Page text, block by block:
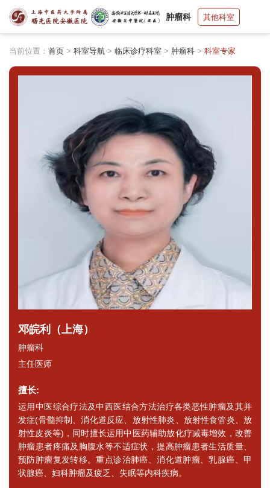
肿瘤科 其他科室
当前位置： 首页 > 科室导航 > 临床诊疗科室 > 肿瘤科 > 科室专家
邓皖利（上海）
肿瘤科
主任医师
擅长:
运用中医综合疗法及中西医结合方法治疗各类恶性肿瘤及其并
发症(骨髓抑制、消化道反应、放射性肺炎、放射性食管炎、放
射性皮炎等)，同时擅长运用中医药辅助放化疗减毒增效，改善
肿瘤患者疼痛及胸腹水等不适症状，提高肿瘤患者生活质量、
预防肿瘤复发转移。重点诊治肺癌、消化道肿瘤、乳腺癌、甲
状腺癌、妇科肿瘤及疲乏、失眠等内科疾病。